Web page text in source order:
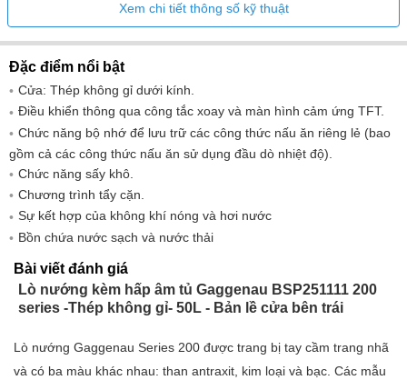
Xem chi tiết thông số kỹ thuật
Đặc điểm nổi bật
Cửa: Thép không gỉ dưới kính.
Điều khiển thông qua công tắc xoay và màn hình cảm ứng TFT.
Chức năng bộ nhớ để lưu trữ các công thức nấu ăn riêng lẻ (bao
gồm cả các công thức nấu ăn sử dụng đầu dò nhiệt độ).
Chức năng sấy khô.
Chương trình tẩy cặn.
Sự kết hợp của không khí nóng và hơi nước
Bồn chứa nước sạch và nước thải
Bài viết đánh giá
Lò nướng kèm hấp âm tủ Gaggenau BSP251111 200
series -Thép không gỉ- 50L - Bản lề cửa bên trái
Lò nướng Gaggenau Series 200 được trang bị tay cầm trang nhã
và có ba màu khác nhau: than antraxit, kim loại và bạc. Các mẫu